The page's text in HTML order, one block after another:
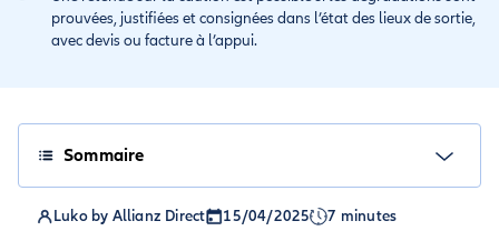
prouvées, justifiées et consignées dans l’état des lieux de sortie,
avec devis ou facture à l’appui.
Sommaire
Luko by Allianz Direct 15/04/2025 7 minutes